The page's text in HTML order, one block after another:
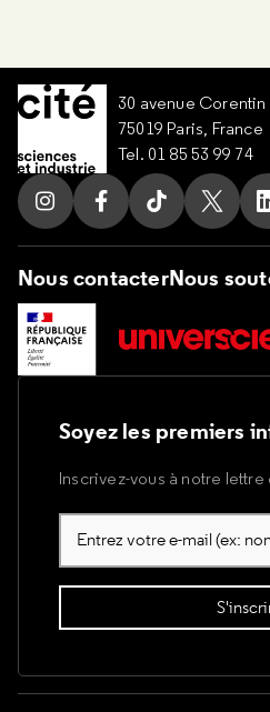
30 avenue
75019 Paris, France
Tel. 01 85 53 99 74
Suivez nous sur
Suivez nous sur
Suivez nous
Nous contacterNous
Soyez les premiers
Inscrivez-vous à notre lettre